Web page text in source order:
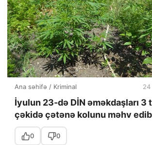
Ana səhifə / Kriminal
İyulun 23-də DİN əməkdaşları 3
çəkidə çətənə kolunu məhv
0 0